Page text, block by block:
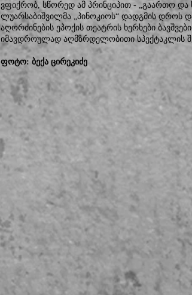
ვფიქრობ, სწორედ ამ პრინციპით - „გაართო და
ლუარსაბიშვილმა „პინოკიოს“ დადგმის დროს
აღორძინების ეპოქის თეატრის ხერხები
იმავდროულად აღმზრდელობითი სპექტაკლის
ფოტო: ბექა ცირეკიძე